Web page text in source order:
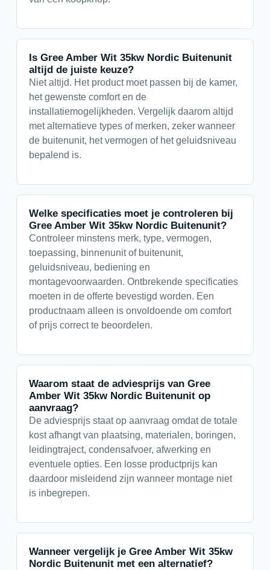
Is Gree Amber Wit 35kw Nordic Buitenunit
altijd de juiste keuze?
Niet altijd. Het product moet passen bij de kamer,
het gewenste comfort en de
installatiemogelijkheden. Vergelijk daarom altijd
met alternatieve types of merken, zeker wanneer
de buitenunit, het vermogen of het geluidsniveau
bepalend is.
Welke specificaties moet je controleren bij
Gree Amber Wit 35kw Nordic Buitenunit?
Controleer minstens merk, type, vermogen,
toepassing, binnenunit of buitenunit,
geluidsniveau, bediening en
montagevoorwaarden. Ontbrekende specificaties
moeten in de offerte bevestigd worden. Een
productnaam alleen is onvoldoende om comfort
of prijs correct te beoordelen.
Waarom staat de adviesprijs van Gree
Amber Wit 35kw Nordic Buitenunit op
aanvraag?
De adviesprijs staat op aanvraag omdat de totale
kost afhangt van plaatsing, materialen, boringen,
leidingtraject, condensafvoer, afwerking en
eventuele opties. Een losse productprijs kan
daardoor misleidend zijn wanneer montage niet
is inbegrepen.
Wanneer vergelijk je Gree Amber Wit 35kw
Nordic Buitenunit met een alternatief?